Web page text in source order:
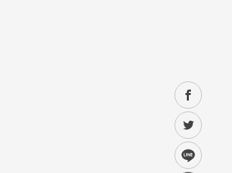
facebook
twitter
line